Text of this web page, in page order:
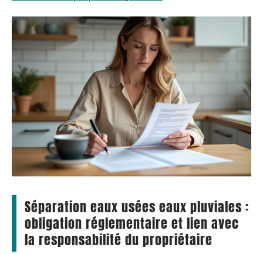
Séparation eaux usées eaux pluviales :
obligation réglementaire et lien avec
la responsabilité du propriétaire